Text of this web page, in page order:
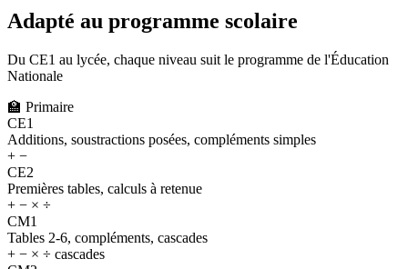
Adapté au programme scolaire
Du CE1 au lycée, chaque niveau suit le programme de l'Éducation
Nationale
🏫 Primaire
CE1
Additions, soustractions posées, compléments simples
+ −
CE2
Premières tables, calculs à retenue
+ − × ÷
CM1
Tables 2-6, compléments, cascades
+ − × ÷ cascades